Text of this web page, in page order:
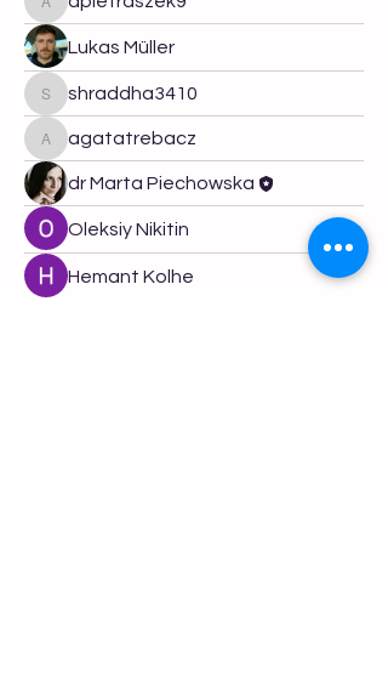
apietraszek9
Lukas Müller
shraddha3410
shraddha3410
agatatrebacz
agatatrebacz
dr Marta Piechowska
Oleksiy Nikitin
Hemant Kolhe